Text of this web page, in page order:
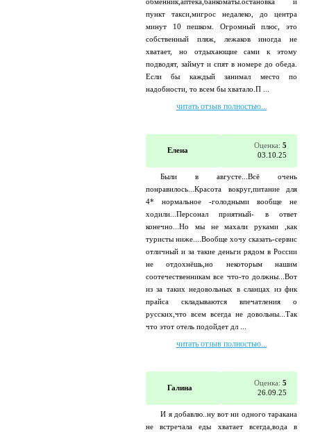
обменник,аптека,банкоматы.остановка и
пункт такси,мигрос недалеко, до центра
минут 10 пешком. Огромный плюс, это
собственный пляж, лежаков иногда не
хватает, но отдыхающие сами к этому
подводят, займут и спят в номере до обеда.
Если бы каждый занимал место по
надобности, то всем бы хватало.П ...
читать отзыв полностью...
Елена
Оценка: 5
03.10.25
Были в августе...Всё очень
понравилось...Красота вокруг,питание для
4* нормальное -голодными вообще не
ходили...Персонал приятный- в ответ
конечно...Но мы не махали руками ,как
туристы ниже....Вообще хочу сказать-сервис
отличный и за такие деньги рядом в России
не отдохнёшь,но некоторым нашим
соотечественникам все что-то должны...Вот
из за таких недовольных в сланцах из фик
прайса складываются впечатления о
русских,что всем всегда не довольны...Так
что этот отель подойдет дл ...
читать отзыв полностью...
Галина
Оценка: 5
26.09.25
И я добавлю..ну вот ни одного таракана
не встречала еды хватает всегда,вода в